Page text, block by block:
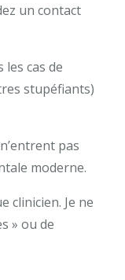
un contact
les cas de
stupéfiants)
pas
moderne.
clinicien. Je ne
» ou de